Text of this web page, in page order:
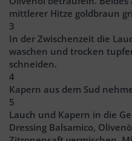
mittlerer Hitze goldbraun
3
In der Zwischenzeit die
waschen und trocken
schneiden.
4
Kapern aus dem Sud
5
Lauch und Kapern in die
Dressing Balsamico,